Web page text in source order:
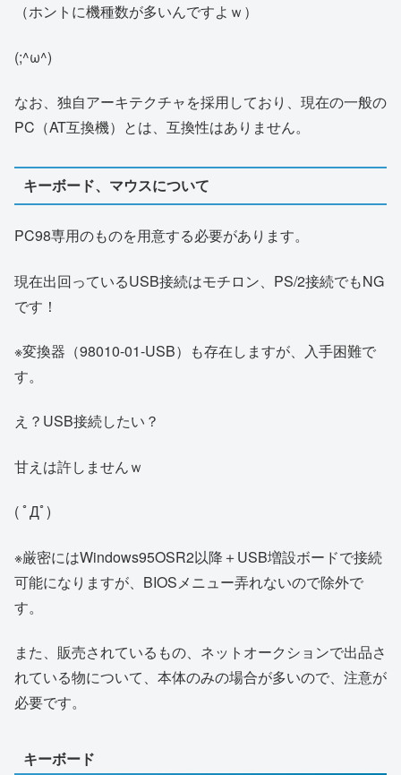
（ホントに機種数が多いんですよｗ）
(;^ω^)
なお、独自アーキテクチャを採用しており、現在の一般の
PC（AT互換機）とは、互換性はありません。
キーボード、マウスについて
PC98専用のものを用意する必要があります。
現在出回っているUSB接続はモチロン、PS/2接続でもNG
です！
※変換器（98010-01-USB）も存在しますが、入手困難で
す。
え？USB接続したい？
甘えは許しませんｗ
( ﾟДﾟ)
※厳密にはWindows95OSR2以降＋USB増設ボードで接続
可能になりますが、BIOSメニュー弄れないので除外で
す。
また、販売されているもの、ネットオークションで出品さ
れている物について、本体のみの場合が多いので、注意が
必要です。
キーボード